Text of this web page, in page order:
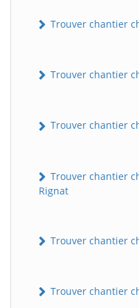
Trouver chantier
Trouver chantier
Trouver chantier
Trouver chantier
Rignat
Trouver chantier
Trouver chantier